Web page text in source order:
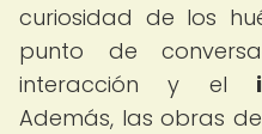
curiosidad de los
punto de
interacción y el
Además, las obras